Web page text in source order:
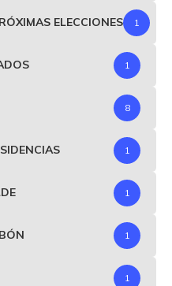
ELECCIONES 1
1
8
1
1
1
1